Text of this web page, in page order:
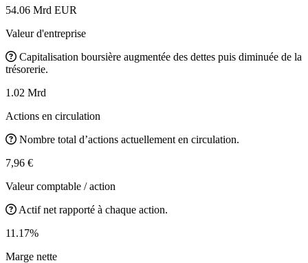
54.06 Mrd EUR
Valeur d'entreprise
Capitalisation boursière augmentée des dettes puis diminuée de la
trésorerie.
1.02 Mrd
Actions en circulation
Nombre total d’actions actuellement en circulation.
7,96 €
Valeur comptable / action
Actif net rapporté à chaque action.
11.17%
Marge nette